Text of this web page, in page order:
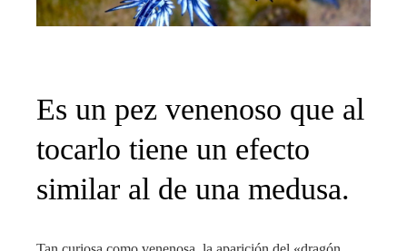
Es un pez venenoso que al
tocarlo tiene un efecto
similar al de una medusa.